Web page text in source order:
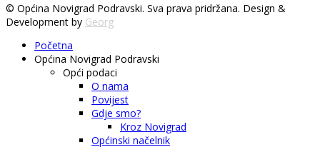
© Općina Novigrad Podravski. Sva prava pridržana. Design &
Development by Georg
Početna
Općina Novigrad Podravski
Opći podaci
O nama
Povijest
Gdje smo?
Kroz Novigrad
Općinski načelnik